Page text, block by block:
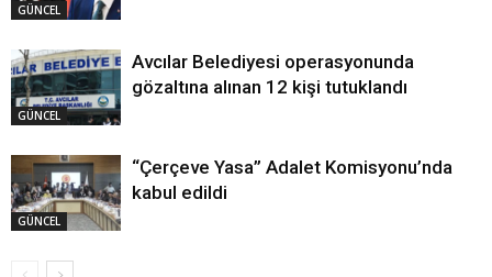
GÜNCEL
GÜNCEL
Avcılar Belediyesi operasyonunda
gözaltına alınan 12 kişi tutuklandı
GÜNCEL
“Çerçeve Yasa” Adalet Komisyonu’nda
kabul edildi